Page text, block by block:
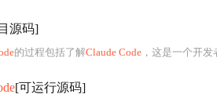
源码]
的过程包括了解Claude Code ，这是一个开
[可运行源码]